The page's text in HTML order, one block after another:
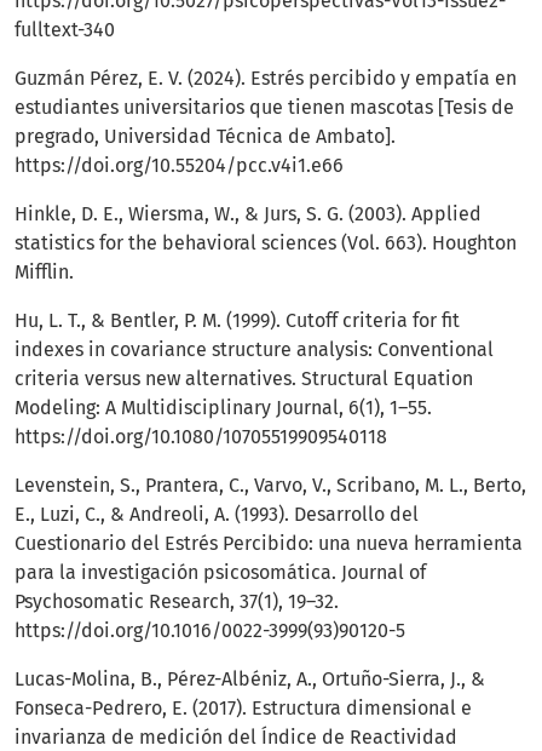
fulltext-340
Guzmán Pérez, E. V. (2024). Estrés percibido y empatía en
estudiantes universitarios que tienen mascotas [Tesis de
pregrado, Universidad Técnica de Ambato].
https://doi.org/10.55204/pcc.v4i1.e66
Hinkle, D. E., Wiersma, W., & Jurs, S. G. (2003). Applied
statistics for the behavioral sciences (Vol. 663). Houghton
Mifflin.
Hu, L. T., & Bentler, P. M. (1999). Cutoff criteria for fit
indexes in covariance structure analysis: Conventional
criteria versus new alternatives. Structural Equation
Modeling: A Multidisciplinary Journal, 6(1), 1–55.
https://doi.org/10.1080/10705519909540118
Levenstein, S., Prantera, C., Varvo, V., Scribano, M. L., Berto,
E., Luzi, C., & Andreoli, A. (1993). Desarrollo del
Cuestionario del Estrés Percibido: una nueva herramienta
para la investigación psicosomática. Journal of
Psychosomatic Research, 37(1), 19–32.
https://doi.org/10.1016/0022-3999(93)90120-5
Lucas-Molina, B., Pérez-Albéniz, A., Ortuño-Sierra, J., &
Fonseca-Pedrero, E. (2017). Estructura dimensional e
invarianza de medición del Índice de Reactividad